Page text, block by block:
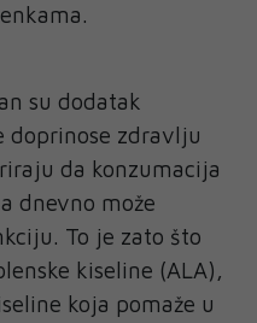
su dodatak
doprinose zdravlju
da konzumacija
dnevno može
To je zato što
kiseline (ALA),
koja pomaže u